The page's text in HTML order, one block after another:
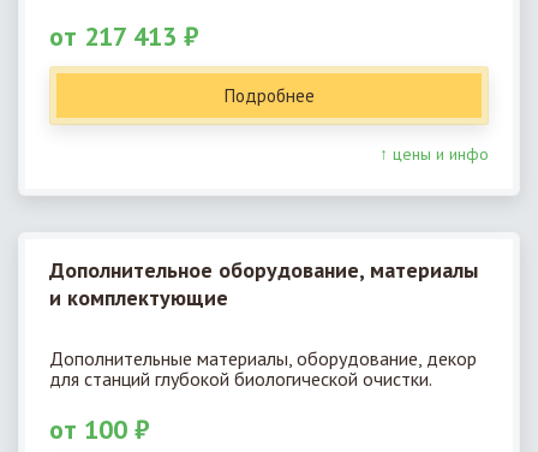
от 217 413 ₽
Подробнее
↑ цены и инфо
Дополнительное оборудование, материалы
и комплектующие
Дополнительные материалы, оборудование, декор
для станций глубокой биологической очистки.
от 100 ₽